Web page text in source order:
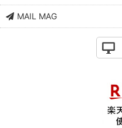
MAIL MAG